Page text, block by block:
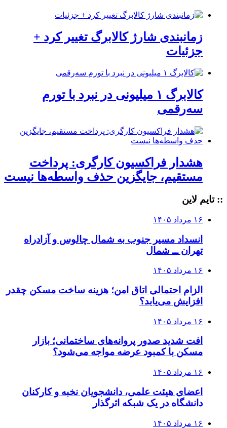
زمانبندی شارژ کالابرگ تغییر کرد +
جزئیات
کالابرگ ۱ میلیونی در نبرد با تورم
سه‌رقمی
هشدار فراکسیون کارگری: پرداخت
مستقیم، جایگزین حذف واسطه‌ها نیست
:: تایم لاین
۱۶ مرداد ۱۴۰۵
انسداد مسیر جنوب به شمال چالوس و آزادراه
تهران ــ شمال
۱۶ مرداد ۱۴۰۵
الزام احتمالی اتاق امن؛ هزینه ساخت مسکن چقدر
افزایش می‌یابد؟
۱۶ مرداد ۱۴۰۵
افت شدید صدور پروانه‌های ساختمانی؛ بازار
مسکن با کمبود عرضه مواجه می‌شود؟
۱۶ مرداد ۱۴۰۵
اعضای هیئت علمی، دانشجویان نخبه و کارکنان
دانشگاه در یک شبکه‌ اثرگذار
۱۶ مرداد ۱۴۰۵